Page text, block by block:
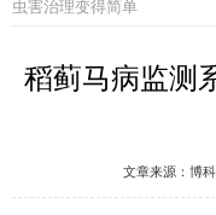
虫害治理变得简单
稻蓟马病监测
文章来源： 博